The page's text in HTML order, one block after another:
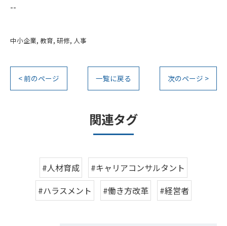
--
中小企業 教育 研修 人事
< 前のページ 一覧に戻る 次のページ >
関連タグ
#人材育成
#キャリアコンサルタント
#ハラスメント
#働き方改革 #経営者